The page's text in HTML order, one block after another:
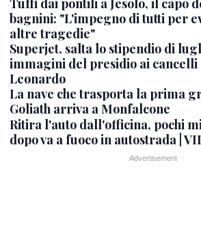
Tuffi dai pontili a Jesolo, il capo
bagnini: "L'impegno di tutti per
altre tragedie"
Superjet, salta lo stipendio di
immagini del presidio ai cancelli
Leonardo
La nave che trasporta la prima
Goliath arriva a Monfalcone
Ritira l'auto dall'officina, pochi
dopo va a fuoco in autostrada |